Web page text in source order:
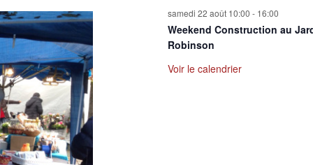
samedi 22 août 10:00 - 16:00
Weekend Construction au
Robinson
Voir le calendrier